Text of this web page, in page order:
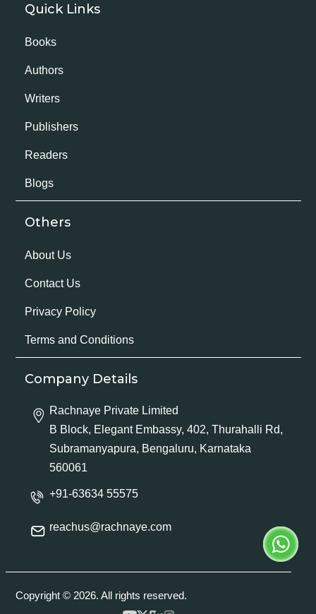
Quick Links
Books
Authors
Writers
Publishers
Readers
Blogs
Others
About Us
Contact Us
Privacy Policy
Terms and Conditions
Company Details
Rachnaye Private Limited
B Block, Elegant Embassy, 402, Thurahalli Rd,
Subramanyapura, Bengaluru, Karnataka
560061
+91-63634 55575
reachus@rachnaye.com
Copyright © 2026. All rights reserved.